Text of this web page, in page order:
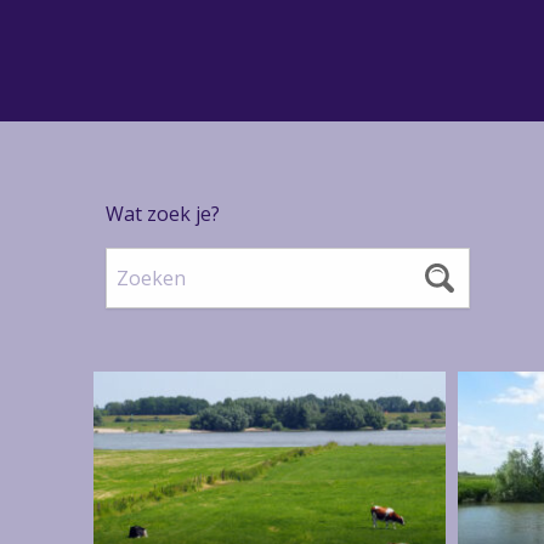
Wat zoek je?
over
Ontdekkingstocht
Heesseltsche
Uiterwaarden
Meer
Groene
Dijk